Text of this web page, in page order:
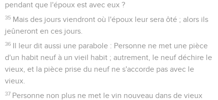
pendant que l'époux est avec eux ?
35 Mais des jours viendront où l'époux leur sera ôté ; alors ils
jeûneront en ces jours.
36 Il leur dit aussi une parabole : Personne ne met une pièce
d'un habit neuf à un vieil habit ; autrement, le neuf déchire le
vieux, et la pièce prise du neuf ne s'accorde pas avec le
vieux.
37 Personne non plus ne met le vin nouveau dans de vieux